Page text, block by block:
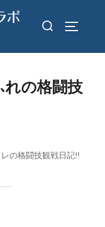
検
対
れの格闘技
の格闘技観戦日記!!